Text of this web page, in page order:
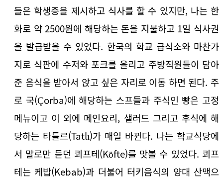
들은 학생증을 제시하고 식사를 할 수 있지만, 나는 한
화로 약 2500원에 해당하는 돈을 지불하고 1일 식사권
을 발급받을 수 있었다. 한국의 학교 급식소와 마찬가
지로 식판에 수저와 포크를 올리고 주방직원들이 담아
준 음식을 받아서 앉고 싶은 자리로 이동 하면 된다. 주
로 국(Çorba)에 해당하는 스프들과 주식인 빵은 고정
메뉴이고 이 외에 메인요리, 샐러드 그리고 후식에 해
당하는 타틀르(Tatlı)가 매일 바뀐다. 나는 학교식당에
서 말로만 듣던 쾨프테(Köfte)를 맛볼 수 있었다. 쾨프
테는 케밥(Kebab)과 더불어 터키음식의 양대 산맥으